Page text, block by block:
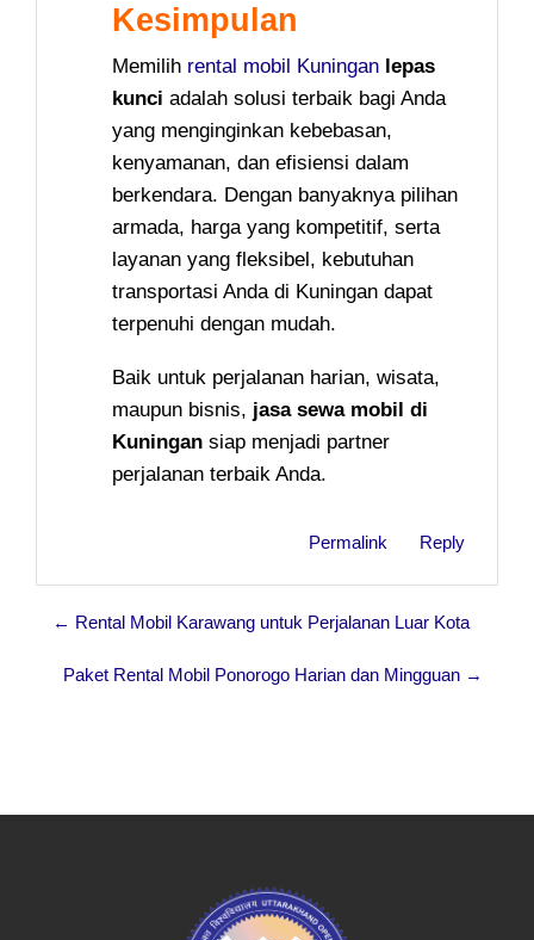
Kesimpulan
Memilih rental mobil Kuningan lepas
kunci adalah solusi terbaik bagi Anda
yang menginginkan kebebasan,
kenyamanan, dan efisiensi dalam
berkendara. Dengan banyaknya pilihan
armada, harga yang kompetitif, serta
layanan yang fleksibel, kebutuhan
transportasi Anda di Kuningan dapat
terpenuhi dengan mudah.
Baik untuk perjalanan harian, wisata,
maupun bisnis, jasa sewa mobil di
Kuningan siap menjadi partner
perjalanan terbaik Anda.
Permalink Reply
← Rental Mobil Karawang untuk Perjalanan Luar Kota
Paket Rental Mobil Ponorogo Harian dan Mingguan →